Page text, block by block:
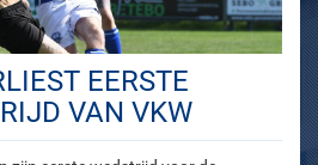
EERSTE
VAN VKW